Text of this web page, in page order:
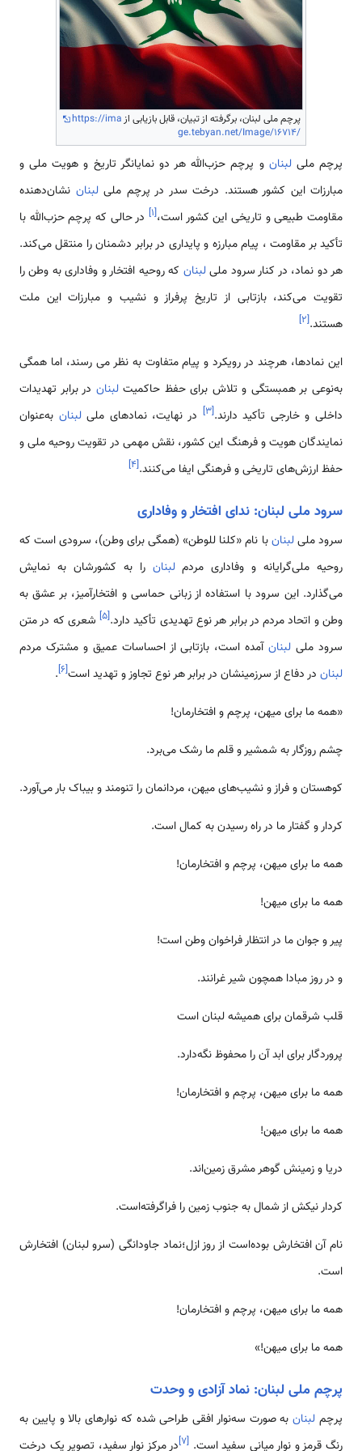
پرچم ملی لبنان، برگرفته از تبیان، قابل بازیابی از https://ima
ge.tebyan.net/Image/16714/
پرچم ملیلبنان و پرچم حزب‌الله هر دو نمایانگر تاریخ و هویت ملی و
مبارزات این کشور هستند. درخت سدر در پرچم ملیلبنان نشان‌دهنده
مقاومت طبیعی و تاریخی این کشور است،[۱] در حالی که پرچم حزب‌الله با
تأکید بر مقاومت ، پیام مبارزه و پایداری در برابر دشمنان را منتقل می‌کند.
هر دو نماد، در کنار سرود ملیلبنان که روحیه افتخار و وفاداری به وطن را
تقویت می‌کند، بازتابی از تاریخ پرفراز و نشیب و مبارزات این ملت
هستند.[۲]
این نمادها، هرچند در رویکرد و پیام متفاوت به نظر می رسند، اما همگی
به‌نوعی بر همبستگی و تلاش برای حفظ حاکمیتلبنان در برابر تهدیدات
داخلی و خارجی تأکید دارند.[۳] در نهایت، نمادهای ملیلبنان به‌عنوان
نمایندگان هویت و فرهنگ این کشور، نقش مهمی در تقویت روحیه ملی و
حفظ ارزش‌های تاریخی و فرهنگی ایفا می‌کنند.[۴]
سرود ملی لبنان: ندای افتخار و وفاداری
سرود ملیلبنانبا نام «کلنا للوطن» (همگی برای وطن)، سرودی است که
روحیه ملی‌گرایانه و وفاداری مردملبنان را به کشورشان به نمایش
می‌گذارد. این سرود با استفاده از زبانی حماسی و افتخارآمیز، بر عشق به
وطن و اتحاد مردم در برابر هر نوع تهدیدی تأکید دارد.[۵]شعری که در متن
سرود ملی لبنانآمده است، بازتابی از احساسات عمیق و مشترک مردم
لبنان در دفاع از سرزمینشان در برابر هر نوع تجاوز و تهدید است[۶]
.
«همه ما برای میهن، پرچم و افتخارمان!
چشم روزگار به شمشیر و قلم ما رشک می‌برد.
کوهستان و فراز و نشیب‌های میهن، مردانمان را تنومند و بیباک بار می‌آورد.
کردار و گفتار ما در راه رسیدن به کمال است.
همه ما برای میهن، پرچم و افتخارمان!
همه ما برای میهن!
پیر و جوان ما در انتظار فراخوان وطن است!
و در روز مبادا همچون شیر غرانند.
قلب شرقمان برای همیشه لبنان است
پروردگار برای ابد آن را محفوظ نگه‌دارد.
همه ما برای میهن، پرچم و افتخارمان!
همه ما برای میهن!
دریا و زمینش گوهر مشرق زمین‌اند.
کردار نیکش از شمال به جنوب زمین را فراگرفته‌است.
نام آن افتخارش بوده‌است از روز ازل؛نماد جاودانگی (سرو لبنان) افتخارش
است.
همه ما برای میهن، پرچم و افتخارمان!
همه ما برای میهن!»
پرچم ملی لبنان: نماد آزادی و وحدت
پرچم لبنانبه صورت سه‌نوار افقی طراحی شده که نوارهای بالا و پایین به
رنگ قرمز و نوار میانی سفید است. [۷]در مرکز نوار سفید، تصویر یک درخت